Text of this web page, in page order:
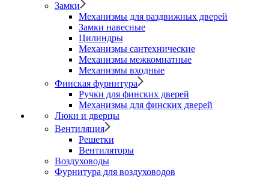
Замки
Механизмы для раздвижных дверей
Замки навесные
Цилиндры
Механизмы сантехнические
Механизмы межкомнатные
Механизмы входные
Финская фурнитура
Ручки для финских дверей
Механизмы для финских дверей
Люки и дверцы
Вентиляция
Решетки
Вентиляторы
Воздуховоды
Фурнитура для воздуховодов